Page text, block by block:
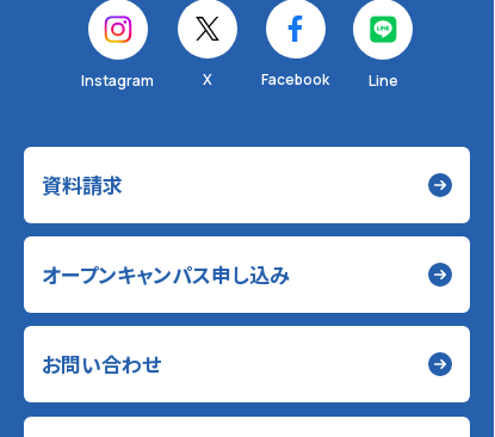
Instagram X Facebook Line
資料請求
オープンキャンパス申し込み
お問い合わせ